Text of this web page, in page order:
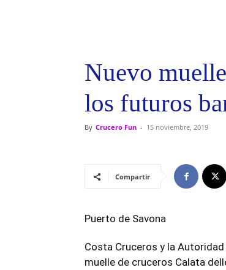
Nuevo
los futuros
By Crucero Fun - 15 noviembre, 2019
Compartir
Puerto de Savona
Costa Cruceros y la
muelle de cruceros Calata